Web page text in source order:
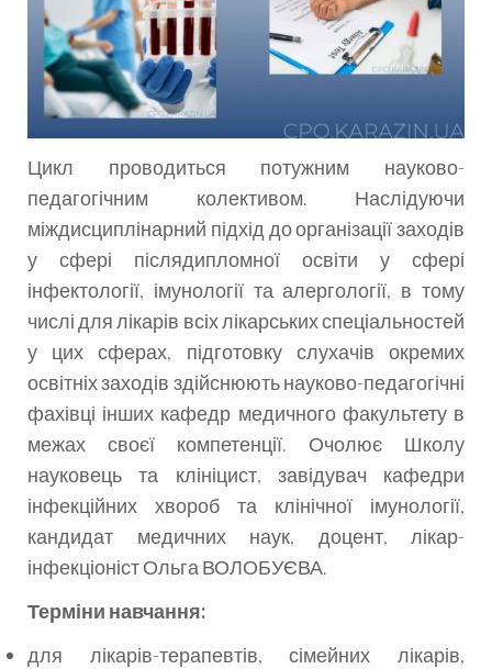
Цикл проводиться потужним науково-
педагогічним колективом. Наслідуючи
міждисциплінарний підхід до організації заходів
у сфері післядипломної освіти у сфері
інфектології, імунології та алергології, в тому
числі для лікарів всіх лікарських спеціальностей
у цих сферах, підготовку слухачів окремих
освітніх заходів здійснюють науково-педагогічні
фахівці інших кафедр медичного факультету в
межах своєї компетенції. Очолює Школу
науковець та клініцист, завідувач кафедри
інфекційних хвороб та клінічної імунології,
кандидат медичних наук, доцент, лікар-
інфекціоніст Ольга ВОЛОБУЄВА.
Терміни навчання:
для лікарів-терапевтів, сімейних лікарів,